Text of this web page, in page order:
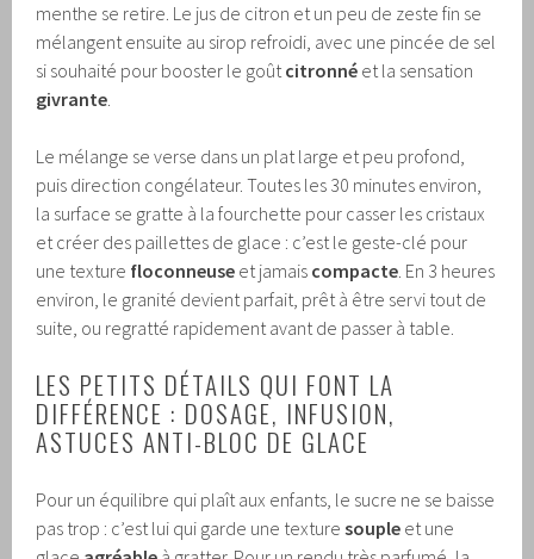
menthe se retire. Le jus de citron et un peu de zeste fin se
mélangent ensuite au sirop refroidi, avec une pincée de sel
si souhaité pour booster le goûtcitronné et la sensation
givrante.
Le mélange se verse dans un plat large et peu profond,
puis direction congélateur. Toutes les 30 minutes environ,
la surface se gratte à la fourchette pour casser les cristaux
et créer des paillettes de glace : c’est le geste-clé pour
une texture floconneuse et jamais compacte. En 3 heures
environ, le granité devient parfait, prêt à être servi tout de
suite, ou regratté rapidement avant de passer à table.
LES PETITS DÉTAILS QUI FONT LA
DIFFÉRENCE : DOSAGE, INFUSION,
ASTUCES ANTI-BLOC DE GLACE
Pour un équilibre qui plaît aux enfants, le sucre ne se baisse
pas trop : c’est lui qui garde une texturesouple et une